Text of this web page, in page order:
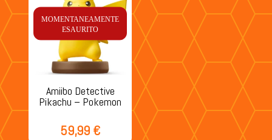
MOMENTANEAMENTE
ESAURITO
Amiibo Detective
Pikachu – Pokemon
59,99 €